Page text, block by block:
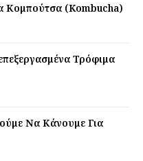
Κομπούτσα (Kombucha)
Τρόφιμα
Να Κάνουμε Για